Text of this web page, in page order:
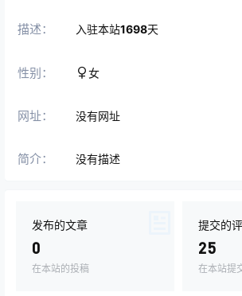
描述： 入驻本站1698天
性别： 女
网址： 没有网址
简介： 没有描述
发布的文章
0
在本站的投稿
提交的
25
在本站提